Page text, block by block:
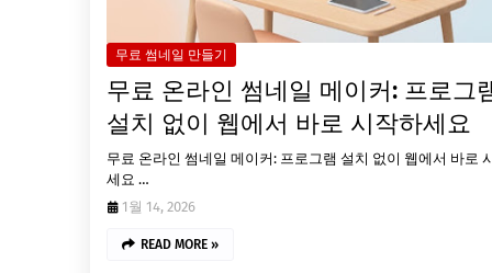
무료 썸네일 만들기
무료 온라인 썸네일 메이커: 프로그
설치 없이 웹에서 바로 시작하세요
무료 온라인 썸네일 메이커: 프로그램 설치 없이 웹에서 바로
세요 …
1월 14, 2026
READ MORE »